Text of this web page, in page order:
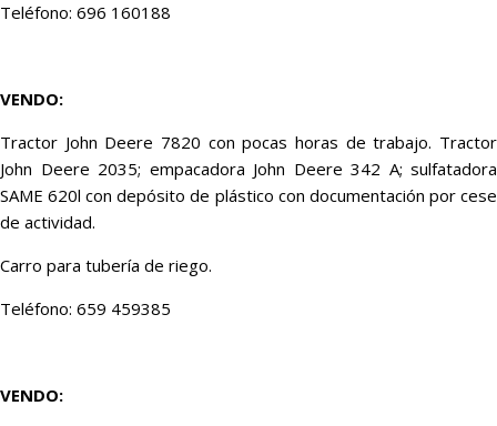
Teléfono: 696 160188
VENDO:
Tractor John Deere 7820 con pocas horas de trabajo. Tractor
John Deere 2035; empacadora John Deere 342 A; sulfatadora
SAME 620l con depósito de plástico con documentación por cese
de actividad.
Carro para tubería de riego.
Teléfono: 659 459385
VENDO: